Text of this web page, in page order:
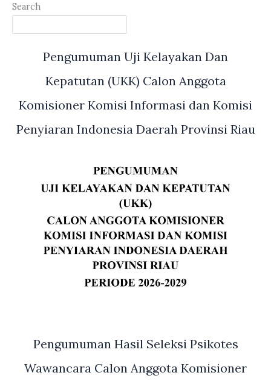
Search
Pengumuman Uji Kelayakan Dan
Kepatutan (UKK) Calon Anggota
Komisioner Komisi Informasi dan Komisi
Penyiaran Indonesia Daerah Provinsi Riau
Pengumuman Hasil Seleksi Psikotes
Wawancara Calon Anggota Komisioner